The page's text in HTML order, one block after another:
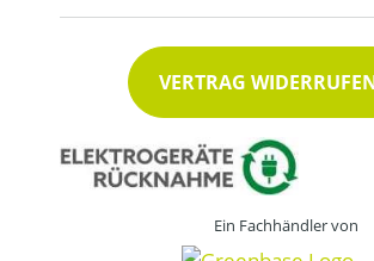
VERTRAG
Ein Fachhändler von